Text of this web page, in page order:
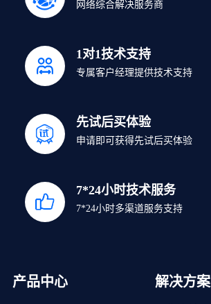
网络综合解决服务商
1对1技术支持
专属客户经理提供技术支持
先试后买体验
申请即可获得先试后买体验
7*24小时技术服务
7*24小时多渠道服务支持
产品中心 解决方案